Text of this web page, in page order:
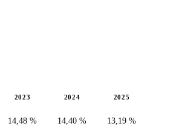
2023 2024 2025
14,48 % 14,40 % 13,19 %